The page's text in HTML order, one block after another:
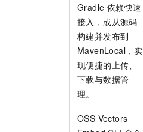
Gradle 依赖快速
接入，或从源码
构建并发布到
MavenLocal，实
现便捷的上传、
下载与数据管
理。
OSS Vectors